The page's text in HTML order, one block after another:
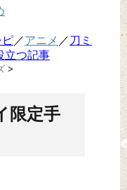
ピ／アニメ ／ 刀ミ
立つ記事
>
限定手